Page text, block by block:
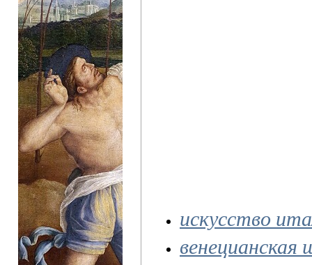
искусство
венецианская